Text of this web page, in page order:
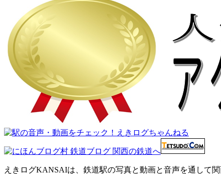
えきログKANSAIは、鉄道駅の写真と動画と音声を通して